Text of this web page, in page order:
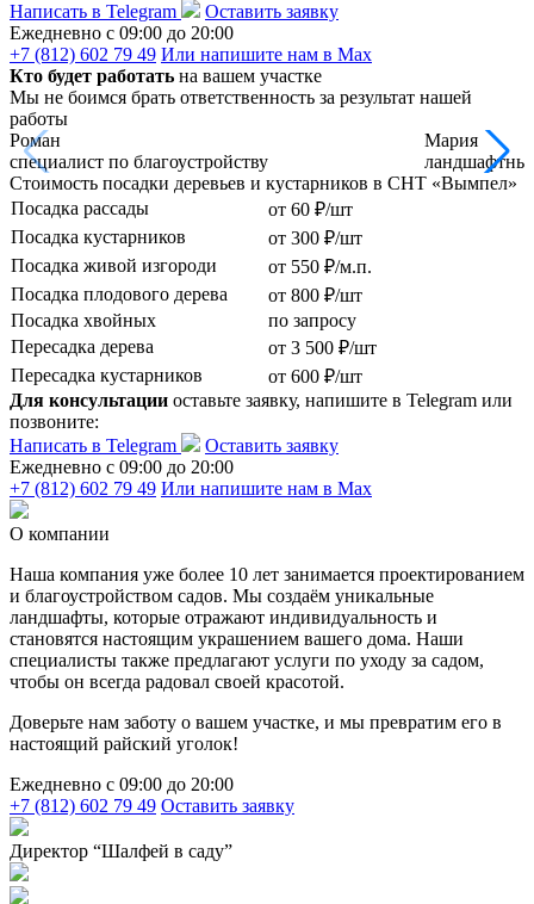
Написать в Telegram
Оставить заявку
Ежедневно c 09:00 до 20:00
+7 (812) 602 79 49 Или напишите нам в Max
Кто будет работать на вашем участке
Мы не боимся брать ответственность за результат нашей
работы
Роман
специалист по благоустройству
Мария
Стоимость посадки деревьев и кустарников в СНТ «Вымпел»
Посадка рассады
от 60 ₽/шт
Посадка кустарников
от 300 ₽/шт
Посадка живой изгороди
от 550 ₽/м.п.
Посадка плодового дерева
от 800 ₽/шт
Посадка хвойных
по запросу
Пересадка дерева
от 3 500 ₽/шт
Пересадка кустарников
от 600 ₽/шт
Для консультации оставьте заявку, напишите в Telegram или
позвоните:
Написать в Telegram
Оставить заявку
Ежедневно c 09:00 до 20:00
+7 (812) 602 79 49 Или напишите нам в Max
О компании
Наша компания уже более 10 лет занимается проектированием
и благоустройством садов. Мы создаём уникальные
ландшафты, которые отражают индивидуальность и
становятся настоящим украшением вашего дома. Наши
специалисты также предлагают услуги по уходу за садом,
чтобы он всегда радовал своей красотой.
Доверьте нам заботу о вашем участке, и мы превратим его в
настоящий райский уголок!
Ежедневно c 09:00 до 20:00
+7 (812) 602 79 49 Оставить заявку
Директор “Шалфей в саду”